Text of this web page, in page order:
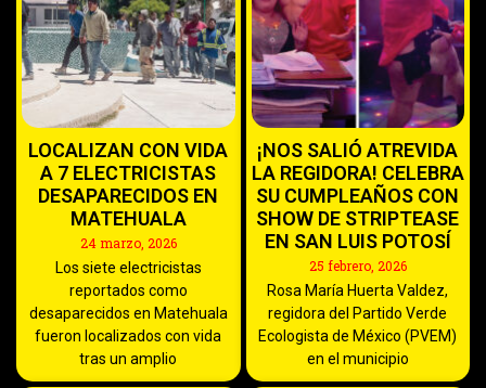
LOCALIZAN CON VIDA
A 7 ELECTRICISTAS
DESAPARECIDOS EN
MATEHUALA
24 marzo, 2026
Los siete electricistas
reportados como
desaparecidos en Matehuala
fueron localizados con vida
tras un amplio
¡NOS SALIÓ ATREVIDA
LA REGIDORA! CELEBRA
SU CUMPLEAÑOS CON
SHOW DE STRIPTEASE
EN SAN LUIS POTOSÍ
25 febrero, 2026
Rosa María Huerta Valdez,
regidora del Partido Verde
Ecologista de México (PVEM)
en el municipio